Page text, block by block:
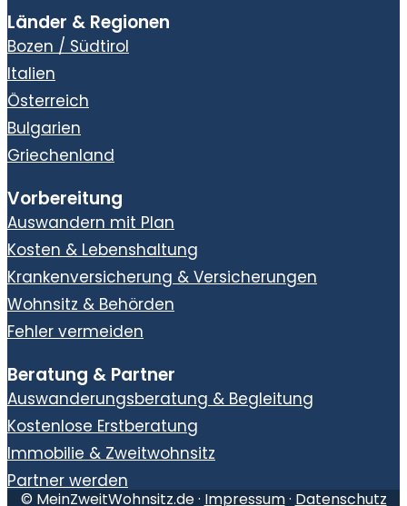
Länder & Regionen
Bozen / Südtirol
Italien
Österreich
Bulgarien
Griechenland
Vorbereitung
Auswandern mit Plan
Kosten & Lebenshaltung
Krankenversicherung & Versicherungen
Wohnsitz & Behörden
Fehler vermeiden
Beratung & Partner
Auswanderungsberatung & Begleitung
Kostenlose Erstberatung
Immobilie & Zweitwohnsitz
Partner werden
© MeinZweitWohnsitz.de · Impressum· Datenschutz